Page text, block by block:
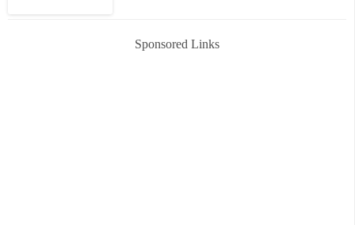
Sponsored Links